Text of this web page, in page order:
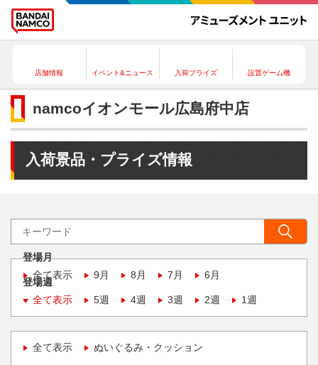
店舗情報 イベント&ニュース 入荷プライズ 設置ゲーム機
namcoイオンモール広島府中店
入荷景品・プライズ情報
登場月
全て表示
9月 8月 7月 6月
登場週
全て表示
5週 4週 3週 2週 1週
全て表示 ぬいぐるみ・クッション